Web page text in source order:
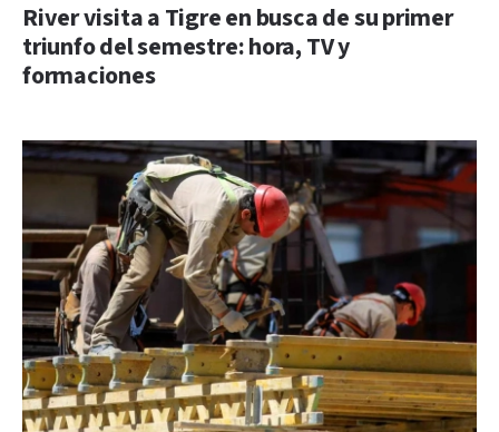
River visita a Tigre en busca de su primer
triunfo del semestre: hora, TV y
formaciones